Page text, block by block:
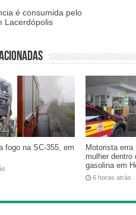
é consumida pelo
Lacerdópolis
fogo na SC-355, em
Motorista
mulher dentro
gasolina em
6 horas atrás